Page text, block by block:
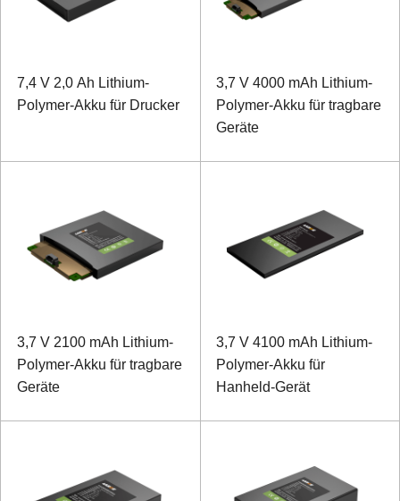
7,4 V 2,0 Ah Lithium-
Polymer-Akku für Drucker
3,7 V 4000 mAh Lithium-
Polymer-Akku für tragbare
Geräte
3,7 V 2100 mAh Lithium-
Polymer-Akku für tragbare
Geräte
3,7 V 4100 mAh Lithium-
Polymer-Akku für
Hanheld-Gerät